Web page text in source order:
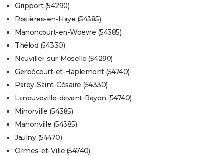
Gripport (54290)
Rosières-en-Haye (54385)
Manoncourt-en-Woëvre (54385)
Thélod (54330)
Neuviller-sur-Moselle (54290)
Gerbécourt-et-Haplemont (54740)
Parey-Saint-Césaire (54330)
Laneuveville-devant-Bayon (54740)
Minorville (54385)
Manonville (54385)
Jaulny (54470)
Ormes-et-Ville (54740)